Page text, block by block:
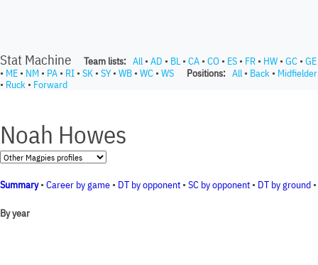
Stat Machine Team lists: All • AD • BL • CA • CO • ES • FR • HW • GC • GE
• ME • NM • PA • RI • SK • SY• WB • WC • WS Positions: All • Back • Midfielder
• Ruck • Forward